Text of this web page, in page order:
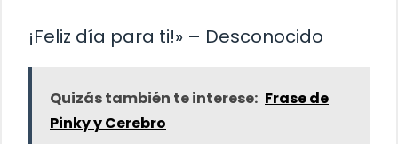
¡Feliz día para ti!» – Desconocido
Quizás también te interese: Frase de
Pinky y Cerebro